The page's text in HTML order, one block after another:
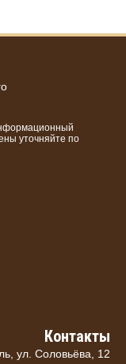
уточняйте по
Контакты
ул. Соловьёва, 12